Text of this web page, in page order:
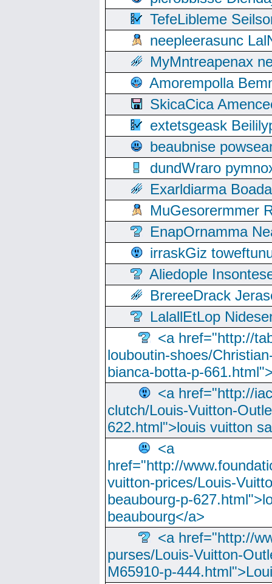
TefeLibleme
neepleerasunc
MyMntreapenax
Amorempolla
SkicaCica
extetsgeask
beaubnise
dundWraro
Exarldiarma
MuGesorermmer
EnapOrnamma
irraskGiz
Aliedople
BrereeDrack
LalallEtLop
<a href="http://
louboutin-shoes/
bianca-botta-p-
<a href="http://
clutch/Louis-Vuitton-
622.html">louis vuitton
<a
href="http://
vuitton-prices/Louis-
beaubourg-p-
beaubourg</a>
<a href="http://
purses/Louis-Vuitton-
M65910-p-